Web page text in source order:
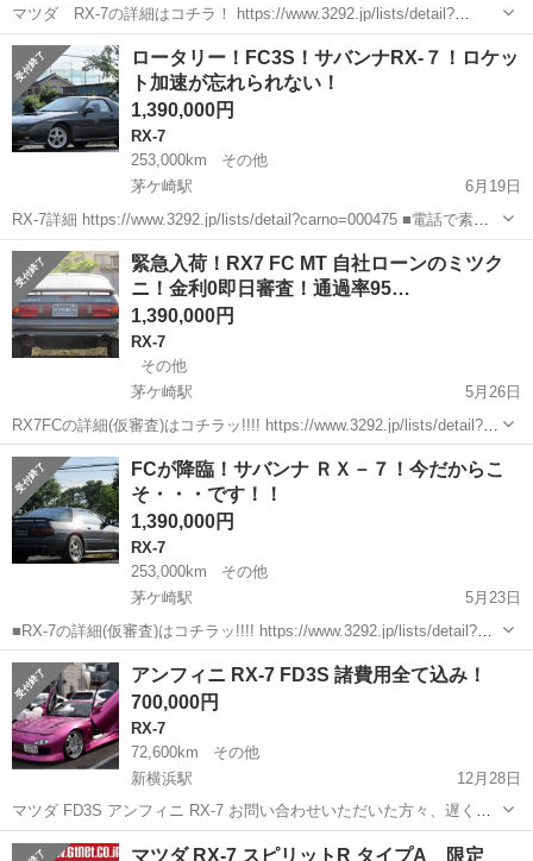
マツダ RX-7の詳細はコチラ！ https://www.3292.jp/lists/detail?
carno=000475 ■電話で素早く問い合わせ 0467-86-3292 ■LINEで気軽に
問い合わせ ...
神奈川 茅ヶ崎市 茅ケ崎駅 エンジン
ロータリー！FC3S！サバンナRX-７！ロケッ
ト加速が忘れられない！
1,390,000円
RX-7
253,000km
その他
茅ケ崎駅
6月19日
RX-7詳細 https://www.3292.jp/lists/detail?carno=000475 ■電話で素早
く問い合わせ 0467-86-3292 ■LINEで気軽に問い合わせ https://3...
神奈川 茅ヶ崎市 茅ケ崎駅 FC3S
緊急入荷！RX7 FC MT 自社ローンのミツク
ニ！金利0即日審査！通過率95…
1,390,000円
RX-7
その他
茅ケ崎駅
5月26日
RX7FCの詳細(仮審査)はコチラッ!!!! https://www.3292.jp/lists/detail?
carno=000475 ■電話で素早く問い合わせ 03-6258-1620 ■LINEで気軽
に...
神奈川 茅ヶ崎市 茅ケ崎駅 RX-7
FCが降臨！サバンナ ＲＸ－７！今だからこ
そ・・・です！！
1,390,000円
RX-7
253,000km
その他
茅ケ崎駅
5月23日
■RX-7の詳細(仮審査)はコチラッ!!!! https://www.3292.jp/lists/detail?
carno=000475 ■電話で素早く問い合わせ 03-6258-1620 ■LINEで気軽
に...
神奈川 茅ヶ崎市 ローン
アンフィニ RX-7 FD3S 諸費用全て込み！
700,000円
RX-7
72,600km
その他
新横浜駅
12月28日
マツダ FD3S アンフィニ RX-7 お問い合わせいただいた方々、遅くな
り申し訳ありません。 スマホからメールで送れなかったのでファイル
神奈川 横浜市 新横浜駅 RX-7 FD3S
マツダ RX-7 スピリットR タイプA 限定